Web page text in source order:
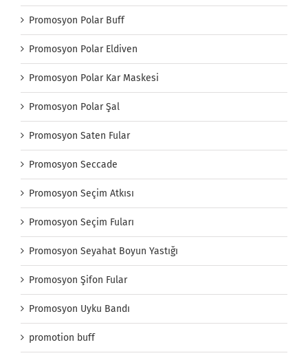
Promosyon Polar Buff
Promosyon Polar Eldiven
Promosyon Polar Kar Maskesi
Promosyon Polar Şal
Promosyon Saten Fular
Promosyon Seccade
Promosyon Seçim Atkısı
Promosyon Seçim Fuları
Promosyon Seyahat Boyun Yastığı
Promosyon Şifon Fular
Promosyon Uyku Bandı
promotion buff